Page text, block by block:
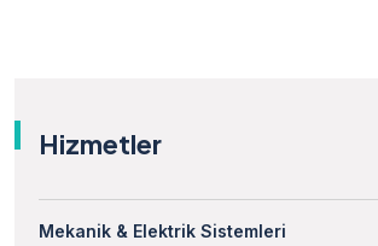
Hizmetler
Mekanik & Elektrik Sistemleri